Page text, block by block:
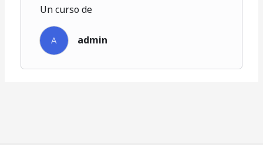
Un curso de
A admin